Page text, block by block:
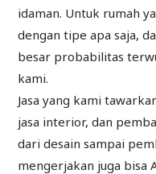
idaman. Untuk rumah
dengan tipe apa saja,
besar probabilitas
kami.
Jasa yang kami
jasa interior, dan
dari desain sampai
mengerjakan juga bisa